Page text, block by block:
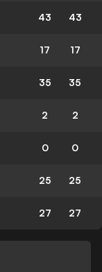
43 43
17 17
35 35
2 2
0 0
25 25
27 27